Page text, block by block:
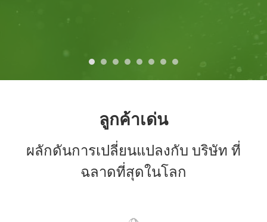
ลูกค้าเด่น
ผลักดันการเปลี่ยนแปลงกับ บริษัท ที่
ฉลาดที่สุดในโลก